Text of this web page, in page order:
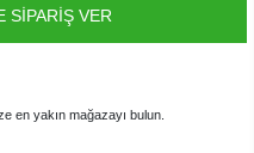
SİPARİŞ VER
en yakın mağazayı bulun.